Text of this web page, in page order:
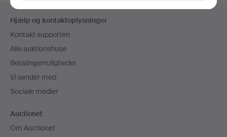
Sidefodsnavigation
Hjælp og kontaktoplysninger
Kontakt supporten
Alle auktionshuse
Betalingsmuligheder
Vi sender med
Sociale medier
Auctionet
Om Auctionet